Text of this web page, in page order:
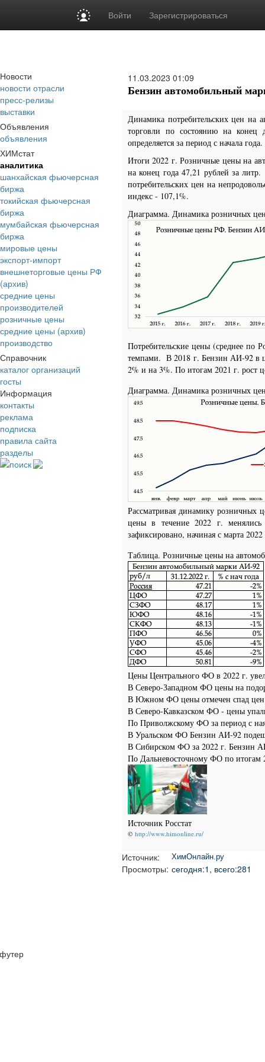
Войти Зарегистрироваться
Новости
новости отрасли
пресс-релизы
выставки
Объявления
объявления
ХИМстат
аналитика
шанхайская фьючерсная
биржа
токийская фьючерсная
биржа
мумбайская фьючерсная
биржа
мировые цены
экспорт-импорт
внешнеторговые цены РФ
(архив)
средние цены
производителей
розничные цены
средние цены (архив)
производство
Справочник
каталог организаций
госты
Информация
контакты
реклама
подписка
правила сайта
разделы
поиск
11.03.2023 01:09
Бензин автомобильный
Динамика потребительских цен на
торговли по состоянию на
определяется за период с начала
Итоги 2022 г. Розничные цены на
на конец года 47,21 рублей за литр.
потребительских цен на
индекс - 107,1%.
Диаграмма. Динамика розничных
Потребительские цены (среднее
темпами. В 2018 г. Бензин АИ-92 в
2% и на 3%. По итогам 2021 г. рост
Диаграмма. Динамика розничных
Рассматривая динамику розничных
цены в течение 2022 г.
зафиксировано, начиная с марта
Таблица. Розничные цены на
Цены Центрального ФО в 2022 г.
В Северо-Западном ФО цены на
В Южном ФО цены отмечен спад
В Северо-Кавказском ФО - цены
По Приволжскому ФО за период с
В Уральском ФО Бензин АИ-92
В Сибирском ФО за 2022 г. Бензин
По Дальневосточному ФО по итогам
Источник Росстат
© http://www.himonline.ru/
Источник: ХимОнлайн.ру
Просмотры: сегодня:1, всего:281
футер